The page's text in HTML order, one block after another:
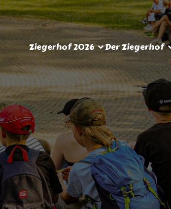
Ziegerhof 2026 Der Ziegerhof